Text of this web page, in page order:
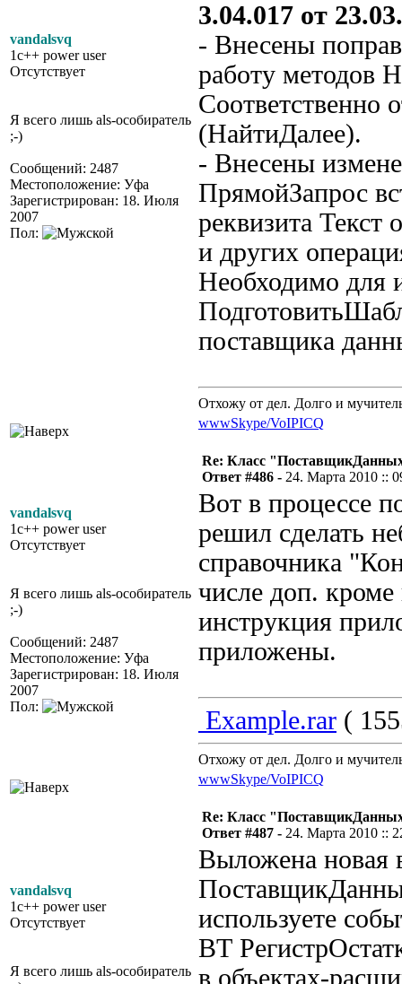
vandalsvq
1c++ power user
Отсутствует
Я всего лишь als-особиратель
;-)
Сообщений: 2487
Местоположение: Уфа
Зарегистрирован: 18. Июля
2007
Пол:
3.04.017 от
- Внесены
работу методов
Соответственно
(НайтиДалее).
- Внесены
ПрямойЗапрос
реквизита Текст
и других
Необходимо для
поставщика
Отхожу от дел. Долго и
wwwSkype/VoIPICQ
vandalsvq
1c++ power user
Отсутствует
Я всего лишь als-особиратель
;-)
Сообщений: 2487
Местоположение: Уфа
Зарегистрирован: 18. Июля
2007
Пол:
Re: Класс
Ответ #486 - 24. Марта 2010 ::
Вот в процессе
решил сделать
справочника
числе доп.
инструкция
приложены.
Example.rar (
Отхожу от дел. Долго и
wwwSkype/VoIPICQ
vandalsvq
1c++ power user
Отсутствует
Я всего лишь als-особиратель
Re: Класс
Ответ #487 - 24. Марта 2010 ::
Выложена новая
используете
ВТ
в объектах-